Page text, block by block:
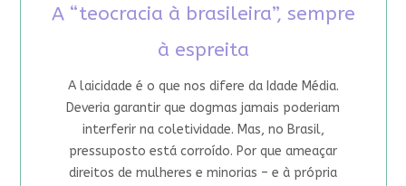
A “teocracia à brasileira”, sempre
à espreita
A laicidade é o que nos difere da Idade Média.
Deveria garantir que dogmas jamais poderiam
interferir na coletividade. Mas, no Brasil,
pressuposto está corroído. Por que ameaçar
direitos de mulheres e minorias – e à própria